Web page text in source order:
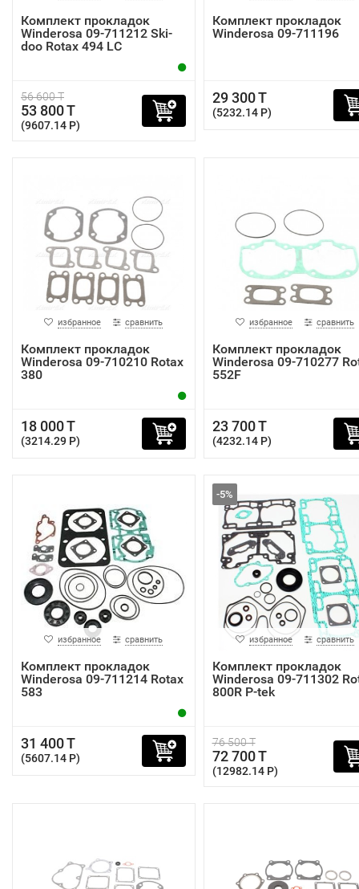
Комплект прокладок
Winderosa 09-711212 Ski-
doo Rotax 494 LC
56 600 T
53 800 T
(9607.14 P)
Комплект прокладок
Winderosa 09-711196
29 300 T
(5232.14 P)
избранное сравнить
Комплект прокладок
Winderosa 09-710210 Rotax
380
18 000 T
(3214.29 P)
избранное сравнить
Комплект прокладок
Winderosa 09-710277
552F
23 700 T
(4232.14 P)
избранное сравнить
Комплект прокладок
Winderosa 09-711214 Rotax
583
31 400 T
(5607.14 P)
-5%
избранное сравнить
Комплект прокладок
Winderosa 09-711302
800R P-tek
76 500 T
72 700 T
(12982.14 P)